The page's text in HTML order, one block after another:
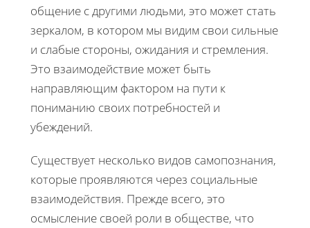
общение с другими людьми, это может стать
зеркалом, в котором мы видим свои сильные
и слабые стороны, ожидания и стремления.
Это взаимодействие может быть
направляющим фактором на пути к
пониманию своих потребностей и
убеждений.
Существует несколько видов самопознания,
которые проявляются через социальные
взаимодействия. Прежде всего, это
осмысление своей роли в обществе, что